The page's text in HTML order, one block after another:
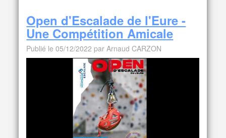
Open d'Escalade de l'Eure -
Une Compétition Amicale
Publié le 05/12/2022 par Arnaud CARZON